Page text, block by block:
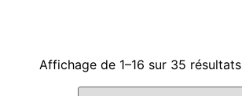
Affichage de 1–16 sur 35 résultats